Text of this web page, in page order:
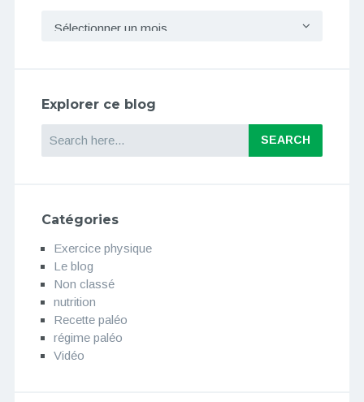
Explorer ce blog
Catégories
Exercice physique
Le blog
Non classé
nutrition
Recette paléo
régime paléo
Vidéo